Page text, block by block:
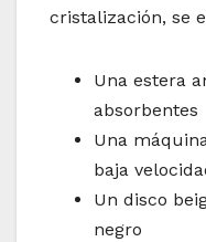
cristalización, se
Una estera
absorbentes
Una
baja
Un disco
negro